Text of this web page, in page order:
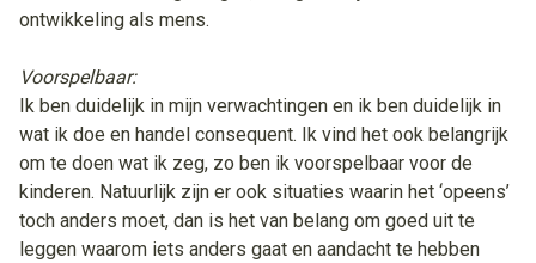
ontwikkeling als mens.
Voorspelbaar:
Ik ben duidelijk in mijn verwachtingen en ik ben duidelijk in
wat ik doe en handel consequent. Ik vind het ook belangrijk
om te doen wat ik zeg, zo ben ik voorspelbaar voor de
kinderen. Natuurlijk zijn er ook situaties waarin het ‘opeens’
toch anders moet, dan is het van belang om goed uit te
leggen waarom iets anders gaat en aandacht te hebben